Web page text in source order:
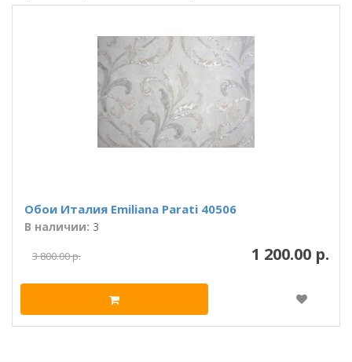
Обои Италия Emiliana Parati 40506
В наличии: 3
1 200.00 р.
3 800.00 р.